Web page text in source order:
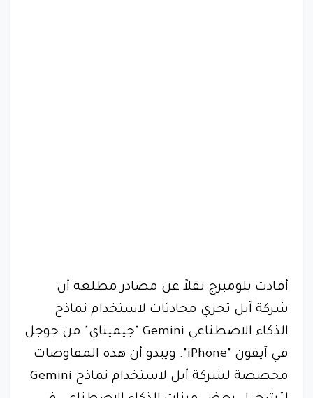
أفادت بلومبرج نقلاً عن مصادر مطلعة أن
شركة آبل تجري محادثات لاستخدام نماذج
الذكاء الاصطناعي Gemini "جيميناي" من جوجل
في آيفون "iPhone". ويبدو أن هذه المفاوضات
مخصصة لشركة أبل لاستخدام نماذج Gemini